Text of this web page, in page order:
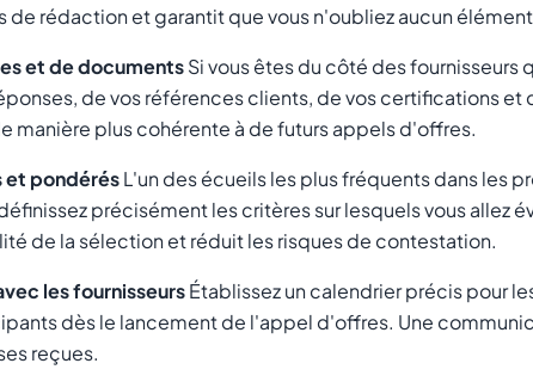
rédaction et garantit que vous n'oubliez aucun
et de documentsSi vous êtes du côté des
de vos références clients, de vos certifications
plus cohérente à de futurs appels d'offres.
et pondérésL'un des écueils les plus fréquents dans les
précisément les critères sur lesquels vous allez
de la sélection et réduit les risques de contestation.
les fournisseursÉtablissez un calendrier précis pour
dès le lancement de l'appel d'offres. Une
reçues.